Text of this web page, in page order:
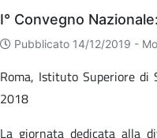
Archivio
I° Convegno
Pubblicato 14/12/2019 -
Roma, Istituto Superiore
2018
La giornata dedicata alla